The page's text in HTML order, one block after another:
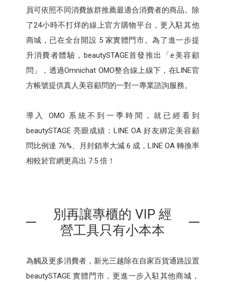
員可依照不同消費族群推薦最適合消費者的商品。除
了24小時不打烊的線上官方購物平台，更入駐其他
商城，已在全台開設 5 家實體門市。為了進一步提
升消費者體驗，beautySTAGE首發推出「e美容顧
問」，透過Omnichat OMO整合線上線下，在LINE官
方帳號提供真人美容顧問的一對一專業諮詢服務。
導入 OMO 系統不到一季時間，就已經看到
beautySTAGE 亮眼成績：LINE OA 好友綁定美容顧
問比例達 76%、月封鎖率大減 6 成，LINE OA 轉換率
相較於官網更高出 7.5 倍！
別再讓專櫃的 VIP 經
營工具只有小本本
為觸及更多消費者，新光三越除在自家百貨通路設置
beautySTAGE 實體門市，更進一步入駐其他商城，